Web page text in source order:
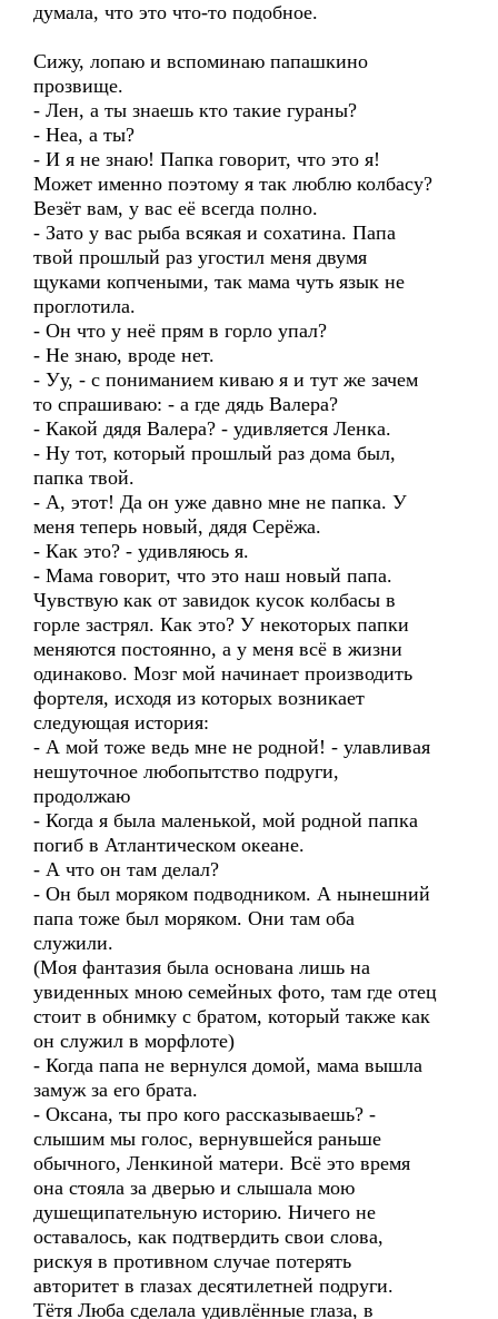
думала, что это что-то подобное.
Сижу, лопаю и вспоминаю папашкино
прозвище.
- Лен, а ты знаешь кто такие гураны?
- Неа, а ты?
- И я не знаю! Папка говорит, что это я!
Может именно поэтому я так люблю колбасу?
Везёт вам, у вас её всегда полно.
- Зато у вас рыба всякая и сохатина. Папа
твой прошлый раз угостил меня двумя
щуками копчеными, так мама чуть язык не
проглотила.
- Он что у неё прям в горло упал?
- Не знаю, вроде нет.
- Уу, - с пониманием киваю я и тут же зачем
то спрашиваю: - а где дядь Валера?
- Какой дядя Валера? - удивляется Ленка.
- Ну тот, который прошлый раз дома был,
папка твой.
- А, этот! Да он уже давно мне не папка. У
меня теперь новый, дядя Серёжа.
- Как это? - удивляюсь я.
- Мама говорит, что это наш новый папа.
Чувствую как от завидок кусок колбасы в
горле застрял. Как это? У некоторых папки
меняются постоянно, а у меня всё в жизни
одинаково. Мозг мой начинает производить
фортеля, исходя из которых возникает
следующая история:
- А мой тоже ведь мне не родной! - улавливая
нешуточное любопытство подруги,
продолжаю
- Когда я была маленькой, мой родной папка
погиб в Атлантическом океане.
- А что он там делал?
- Он был моряком подводником. А нынешний
папа тоже был моряком. Они там оба
служили.
(Моя фантазия была основана лишь на
увиденных мною семейных фото, там где отец
стоит в обнимку с братом, который также как
он служил в морфлоте)
- Когда папа не вернулся домой, мама вышла
замуж за его брата.
- Оксана, ты про кого рассказываешь? -
слышим мы голос, вернувшейся раньше
обычного, Ленкиной матери. Всё это время
она стояла за дверью и слышала мою
душещипательную историю. Ничего не
оставалось, как подтвердить свои слова,
рискуя в противном случае потерять
авторитет в глазах десятилетней подруги.
Тётя Люба сделала удивлённые глаза, в